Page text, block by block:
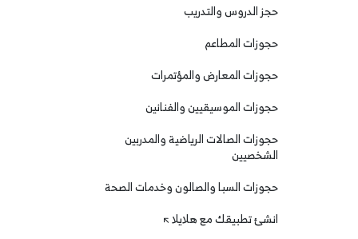
حجز الدروس والتدريب
حجوزات المطاعم
حجوزات المعارض والمؤتمرات
حجوزات الموسيقيين والفنانين
حجوزات الصالات الرياضية والمدربين
الشخصيين
حجوزات السبا والصالون وخدمات الصحة
انشئ تطبيقك مع هلايلا